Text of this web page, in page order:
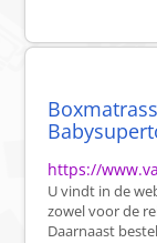
https://
U vindt in de
zowel voor de
Daarnaast